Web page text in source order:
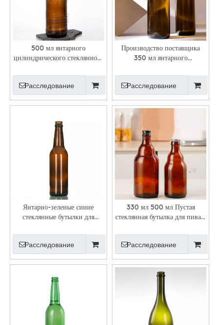
500 мл янтарного
цилиндрического стеклянного
Расследование
Производство поставщика
350 мл янтарного
Расследование
Янтарно-зеленые синие
стеклянные бутылки для
Расследование
330 мл 500 мл Пустая
стеклянная бутылка для пива в
Расследование